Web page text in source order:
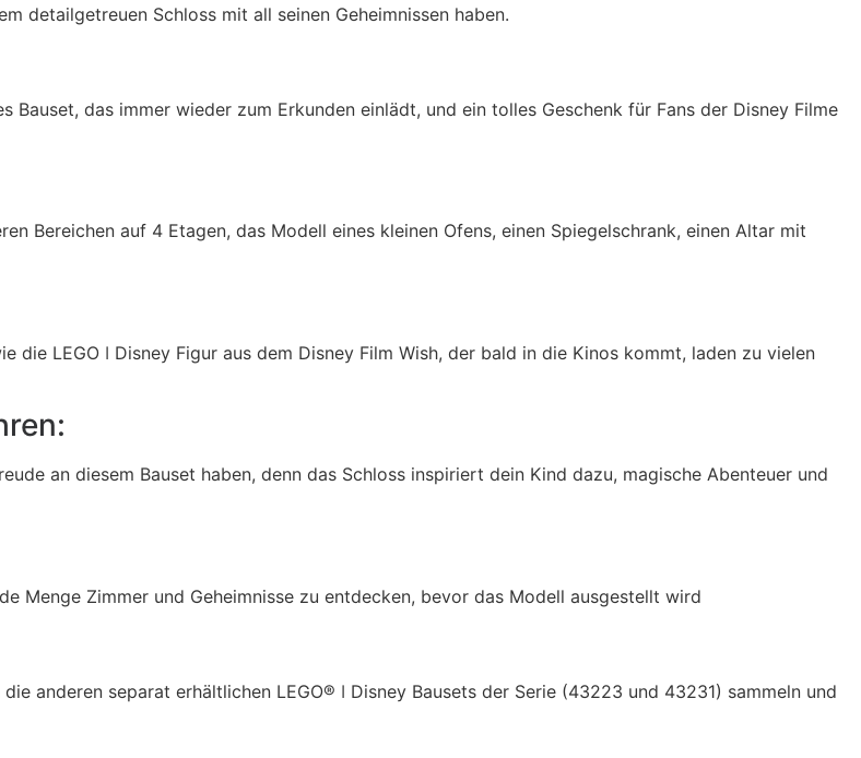
detailgetreuen Schloss mit all seinen Geheimnissen haben.
Bauset, das immer wieder zum Erkunden einlädt, und ein tolles Geschenk für Fans der Disney Filme
Bereichen auf 4 Etagen, das Modell eines kleinen Ofens, einen Spiegelschrank, einen Altar mit
die LEGO ǀ Disney Figur aus dem Disney Film Wish, der bald in die Kinos kommt, laden zu vielen
an diesem Bauset haben, denn das Schloss inspiriert dein Kind dazu, magische Abenteuer und
Menge Zimmer und Geheimnisse zu entdecken, bevor das Modell ausgestellt wird
anderen separat erhältlichen LEGO® ǀ Disney Bausets der Serie (43223 und 43231) sammeln und